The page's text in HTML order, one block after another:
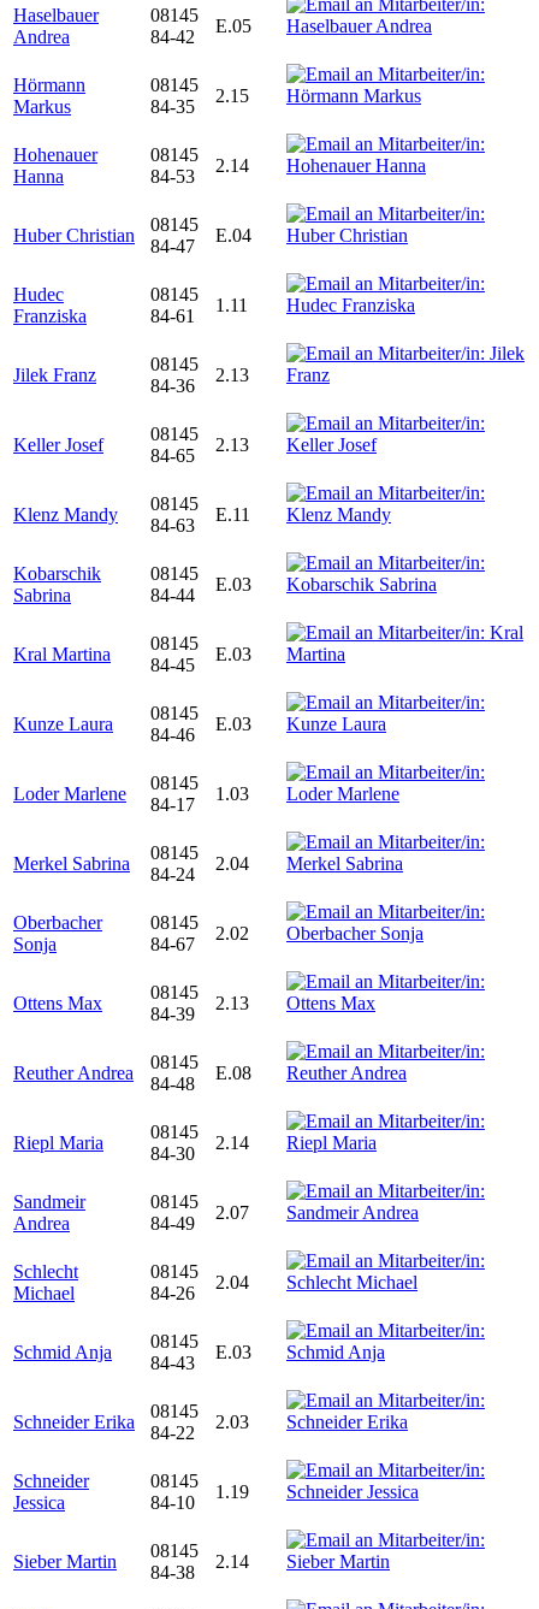
Haselbauer
Andrea
08145
84-42
E.05
Hörmann
Markus
08145
84-35
2.15
Hohenauer
Hanna
08145
84-53
2.14
Huber Christian
08145
84-47
E.04
Hudec
Franziska
08145
84-61
1.11
Jilek Franz
08145
84-36
2.13
Keller Josef
08145
84-65
2.13
Klenz Mandy
08145
84-63
E.11
Kobarschik
Sabrina
08145
84-44
E.03
Kral Martina
08145
84-45
E.03
Kunze Laura
08145
84-46
E.03
Loder Marlene
08145
84-17
1.03
Merkel Sabrina
08145
84-24
2.04
Oberbacher
Sonja
08145
84-67
2.02
Ottens Max
08145
84-39
2.13
Reuther Andrea
08145
84-48
E.08
Riepl Maria
08145
84-30
2.14
Sandmeir
Andrea
08145
84-49
2.07
Schlecht
Michael
08145
84-26
2.04
Schmid Anja
08145
84-43
E.03
Schneider Erika
08145
84-22
2.03
Schneider
Jessica
08145
84-10
1.19
Sieber Martin
08145
84-38
2.14